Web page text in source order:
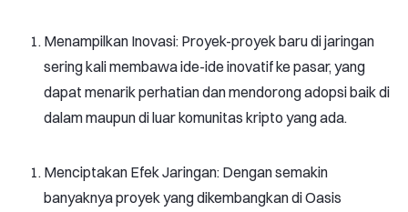
Menampilkan Inovasi: Proyek-proyek baru di jaringan
sering kali membawa ide-ide inovatif ke pasar, yang
dapat menarik perhatian dan mendorong adopsi baik di
dalam maupun di luar komunitas kripto yang ada.
Menciptakan Efek Jaringan: Dengan semakin
banyaknya proyek yang dikembangkan di Oasis